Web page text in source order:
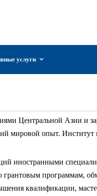
услуги
Центральной Азии и
мировой опыт. Институт
иностранными
грантовым программам,
квалификации,